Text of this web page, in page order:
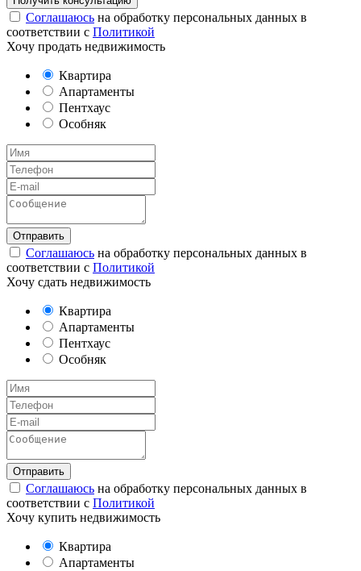
Соглашаюсь на обработку персональных данных в
соответствии с Политикой
Хочу продать недвижимость
Квартира
Апартаменты
Пентхаус
Особняк
Соглашаюсь на обработку персональных данных в
соответствии с Политикой
Хочу сдать недвижимость
Квартира
Апартаменты
Пентхаус
Особняк
Соглашаюсь на обработку персональных данных в
соответствии с Политикой
Хочу купить недвижимость
Квартира
Апартаменты